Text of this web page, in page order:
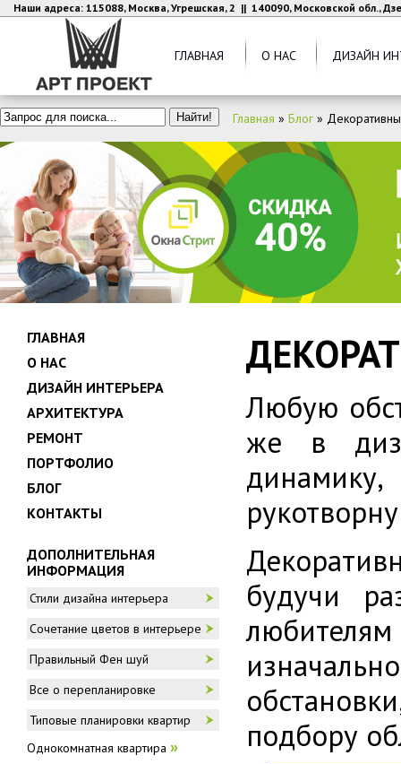
Наши адреса: 115088, Москва, Угрешская, 2 || 140090, Московской обл.,
ГЛАВНАЯ О НАС ДИЗАЙН
Главная » Блог »
Любую
же в
будучи
подбору
ГЛАВНАЯ
О НАС
ДИЗАЙН ИНТЕРЬЕРА
АРХИТЕКТУРА
РЕМОНТ
ПОРТФОЛИО
БЛОГ
КОНТАКТЫ
ДОПОЛНИТЕЛЬНАЯ
ИНФОРМАЦИЯ
Стили дизайна интерьера
Сочетание цветов в интерьере
Правильный Фен шуй
Все о перепланировке
Типовые планировки квартир
Однокомнатная квартира »